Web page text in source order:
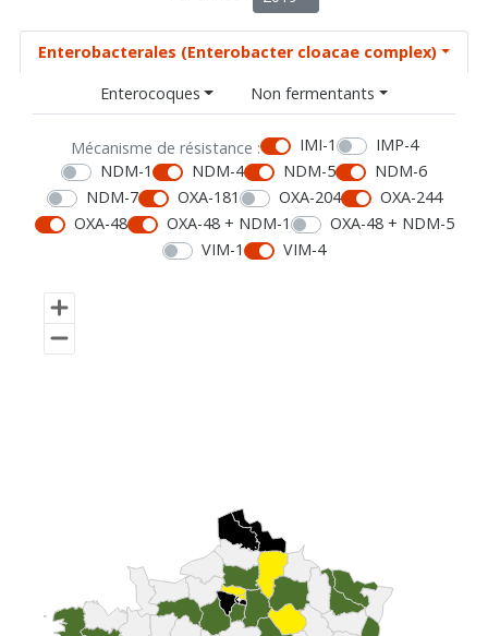
Enterobacterales (Enterobacter cloacae complex)
Enterocoques
Non fermentants
Mécanisme de résistance : IMI-1
IMP-4
NDM-1
NDM-4 NDM-5
NDM-6
NDM-7
OXA-181 OXA-204
OXA-244
OXA-48
OXA-48 + NDM-1
OXA-48 + NDM-5
VIM-1
VIM-4